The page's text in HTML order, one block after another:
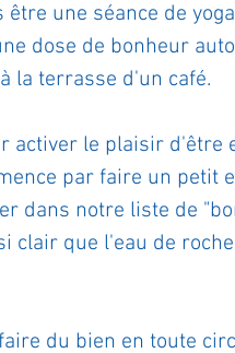
être une séance de
dose de bonheur
la terrasse d'un café.
activer le plaisir d'être
par faire un petit
dans notre liste de
clair que l'eau de
du bien en toute